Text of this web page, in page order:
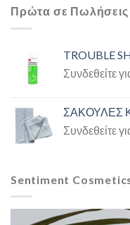
Πρώτα σε Πωλήσεις
TROUBLE
Συνδεθείτε
ΣΑΚΟΥΛΕΣ
Συνδεθείτε
Sentiment